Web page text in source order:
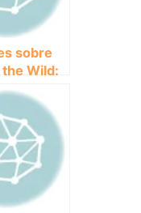
sobre
Wild:
el Sabor
Amas